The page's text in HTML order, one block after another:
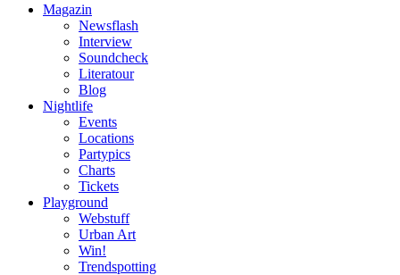
Magazin
Newsflash
Interview
Soundcheck
Literatour
Blog
Nightlife
Events
Locations
Partypics
Charts
Tickets
Playground
Webstuff
Urban Art
Win!
Trendspotting